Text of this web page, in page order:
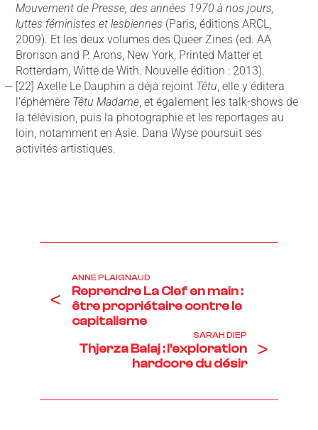
Mouvement de Presse, des années 1970 à nos jours,
luttes féministes et lesbiennes (Paris, éditions ARCL,
2009). Et les deux volumes des Queer Zines (ed. AA
Bronson and P. Arons, New York, Printed Matter et
Rotterdam, Witte de With. Nouvelle édition : 2013).
[22] Axelle Le Dauphin a déjà rejoint Têtu, elle y éditera
l’éphémère Têtu Madame, et également les talk-shows de
la télévision, puis la photographie et les reportages au
loin, notamment en Asie. Dana Wyse poursuit ses
activités artistiques.
<
ANNE PLAIGNAUD
Reprendre La Clef en main :
être propriétaire contre le
capitalisme
SARAH DIEP
Thjerza Balaj : l’exploration
hardcore du désir
>